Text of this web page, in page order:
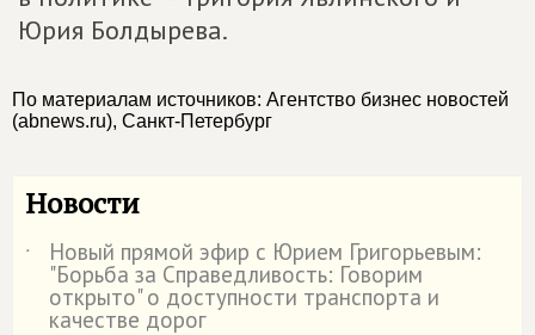
Юрия Болдырева.
По материалам источников: Агентство бизнес новостей
(abnews.ru), Санкт-Петербург
Новости
˙ Новый прямой эфир с Юрием Григорьевым:
"Борьба за Справедливость: Говорим
открыто" о доступности транспорта и
качестве дорог